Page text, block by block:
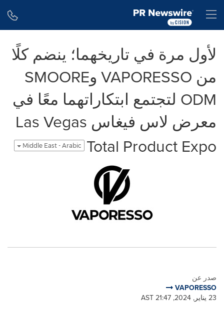
لأول مرة في تاريخهما؛ ينضم كلًا
من VAPORESSO وSMOORE
ODM لتجتمع ابتكاراتهما معًا في
معرض لاس فيغاس Las Vegas
Total Product Expo
Middle East - Arabic
صدر عن
VAPORESSO
23 يناير, 2024, 21:47 AST